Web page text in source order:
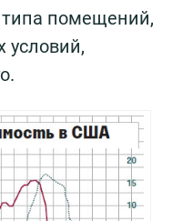
типа помещений,
условий,